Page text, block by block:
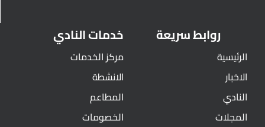
روابط سريعة
الرئيسية
الاخبار
النادي
المجلات
خدمات النادي
مركز الخدمات
الانشطة
المطاعم
الخصومات